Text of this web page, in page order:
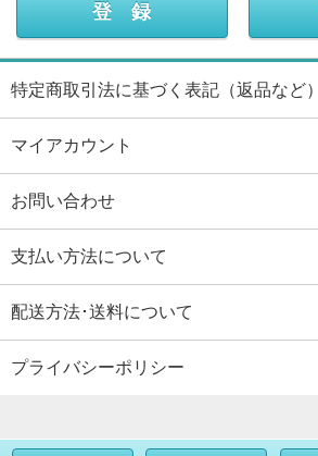
特定商取引法に基づく表記（返品など）
マイアカウント
お問い合わせ
支払い方法について
配送方法･送料について
プライバシーポリシー